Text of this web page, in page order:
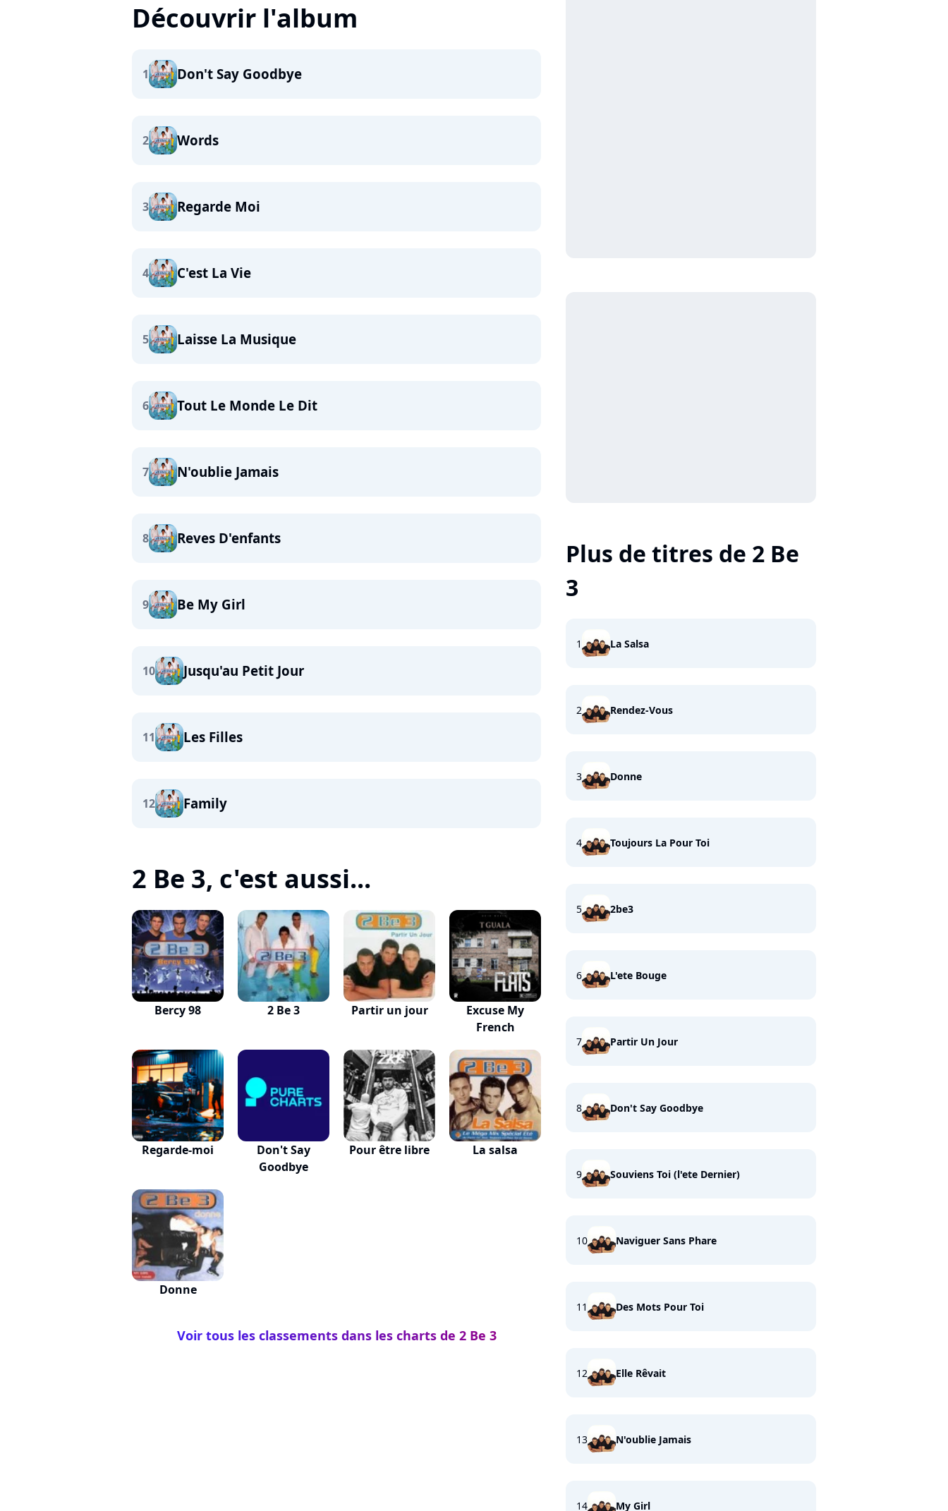
Découvrir l'album
1 Don't Say Goodbye
2 Words
3 Regarde Moi
4 C'est La Vie
5 Laisse La Musique
6 Tout Le Monde Le Dit
7 N'oublie Jamais
8 Reves D'enfants
9 Be My Girl
10 Jusqu'au Petit Jour
11 Les Filles
12 Family
2 Be 3, c'est aussi...
Bercy 98 2 Be 3 Partir un jour
Excuse My
French
Regarde-moi
Don't Say
Goodbye
Pour être libre La salsa
Donne
Voir tous les classements dans les charts de 2 Be 3
Plus de titres de 2 Be
3
1 La Salsa
2 Rendez-Vous
3 Donne
4 Toujours La Pour Toi
5 2be3
6 L'ete Bouge
7 Partir Un Jour
8 Don't Say Goodbye
9 Souviens Toi (l'ete Dernier)
10 Naviguer Sans Phare
11 Des Mots Pour Toi
12 Elle Rêvait
13 N'oublie Jamais
14 My Girl